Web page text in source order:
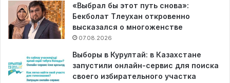
«Выбрал бы этот путь снова»:
Бекболат Тлеухан откровенно
высказался о многоженстве
07.08.2026
Выборы в Курултай: в Казахстане
запустили онлайн-сервис для поиска
своего избирательного участка